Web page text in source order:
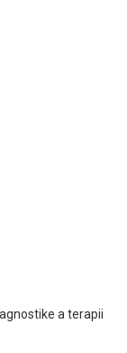
a terapii